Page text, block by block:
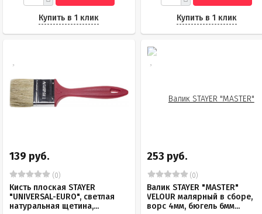
Купить в 1 клик Купить в 1 клик
139 руб.
(0)
Кисть плоская STAYER
"UNIVERSAL-EURO", светлая
натуральная щетина,...
253 руб.
(0)
Валик STAYER "MASTER"
VELOUR малярный в сборе,
ворс 4мм, бюгель 6мм...